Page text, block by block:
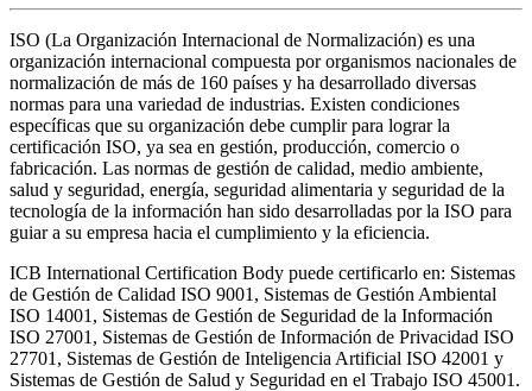
ISO (La Organización Internacional de Normalización) es una
organización internacional compuesta por organismos nacionales de
normalización de más de 160 países y ha desarrollado diversas
normas para una variedad de industrias. Existen condiciones
específicas que su organización debe cumplir para lograr la
certificación ISO, ya sea en gestión, producción, comercio o
fabricación. Las normas de gestión de calidad, medio ambiente,
salud y seguridad, energía, seguridad alimentaria y seguridad de la
tecnología de la información han sido desarrolladas por la ISO para
guiar a su empresa hacia el cumplimiento y la eficiencia.
ICB International Certification Body puede certificarlo en: Sistemas
de Gestión de Calidad ISO 9001, Sistemas de Gestión Ambiental
ISO 14001, Sistemas de Gestión de Seguridad de la Información
ISO 27001, Sistemas de Gestión de Información de Privacidad ISO
27701, Sistemas de Gestión de Inteligencia Artificial ISO 42001 y
Sistemas de Gestión de Salud y Seguridad en el Trabajo ISO 45001.